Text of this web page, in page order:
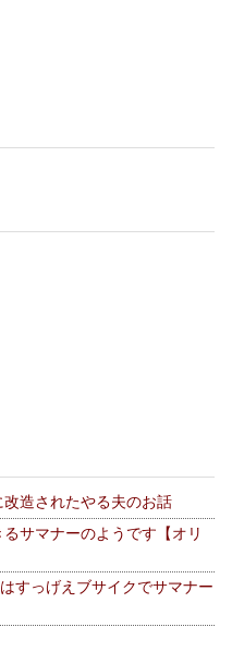
改造されたやる夫のお話
るサマナーのようです【オリ
すっげえブサイクでサマナー